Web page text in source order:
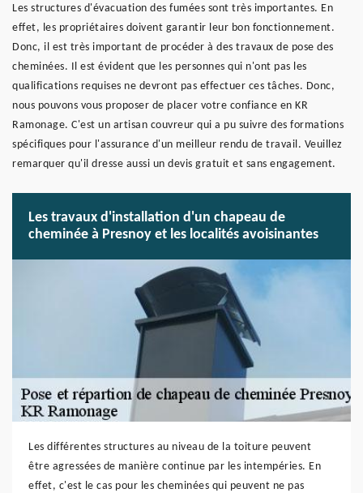
Les structures d'évacuation des fumées sont très importantes. En
effet, les propriétaires doivent garantir leur bon fonctionnement.
Donc, il est très important de procéder à des travaux de pose des
cheminées. Il est évident que les personnes qui n'ont pas les
qualifications requises ne devront pas effectuer ces tâches. Donc,
nous pouvons vous proposer de placer votre confiance en KR
Ramonage. C'est un artisan couvreur qui a pu suivre des formations
spécifiques pour l'assurance d'un meilleur rendu de travail. Veuillez
remarquer qu'il dresse aussi un devis gratuit et sans engagement.
Les travaux d'installation d'un chapeau de
cheminée à Presnoy et les localités avoisinantes
Les différentes structures au niveau de la toiture peuvent
être agressées de manière continue par les intempéries. En
effet, c'est le cas pour les cheminées qui peuvent ne pas